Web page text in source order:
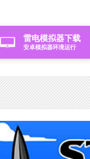
雷电模拟器下载
安卓模拟器环境运行